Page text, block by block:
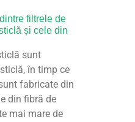
filtrele de
și cele din
sunt
în timp ce
fabricate din
din fibră de
mai mare de